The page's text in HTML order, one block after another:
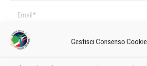
Gestisci Consenso Cookie
Email *
Sito web